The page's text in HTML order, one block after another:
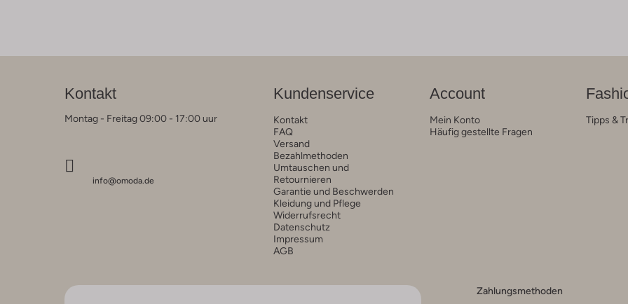
Kontakt
Montag - Freitag 09:00 - 17:00 uur
info@omoda.de
Kundenservice
Kontakt
FAQ
Versand
Bezahlmethoden
Umtauschen und
Retournieren
Garantie und Beschwerden
Kleidung und Pflege
Widerrufsrecht
Datenschutz
Impressum
AGB
Account
Mein Konto
Häufig gestellte Fragen
Tipps &
Zahlungsmethoden